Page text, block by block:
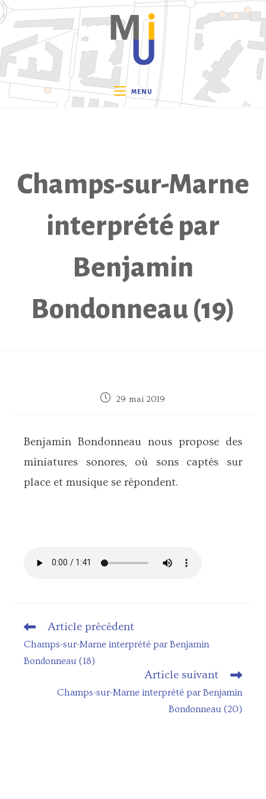
Skip
to
MENU
Champs-sur-Marne
interprété par
Benjamin
Bondonneau (19)
Publication
29 mai 2019
Benjamin Bondonneau nous propose des
miniatures sonores, où sons captés sur
place et musique se répondent.
Read
articles
Article précédent
Champs-sur-Marne interprété par Benjamin
Bondonneau (18)
Article suivant
Champs-sur-Marne interprété par Benjamin
Bondonneau (20)